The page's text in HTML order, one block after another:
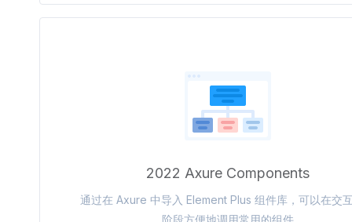
2022 Axure Components
通过在 Axure 中导入 Element Plus 组件库，可以在交
阶段方便地调用常用的组件